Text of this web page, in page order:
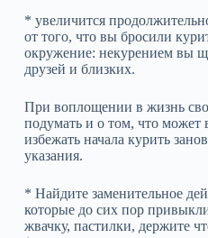
* увеличится
от того, что вы бросили
окружение: некурением вы
друзей и близких.
При воплощении в жизнь
подумать и о том, что может
избежать начала курить
указания.
* Найдите заменительное
которые до сих пор
жвачку, пастилки, держите